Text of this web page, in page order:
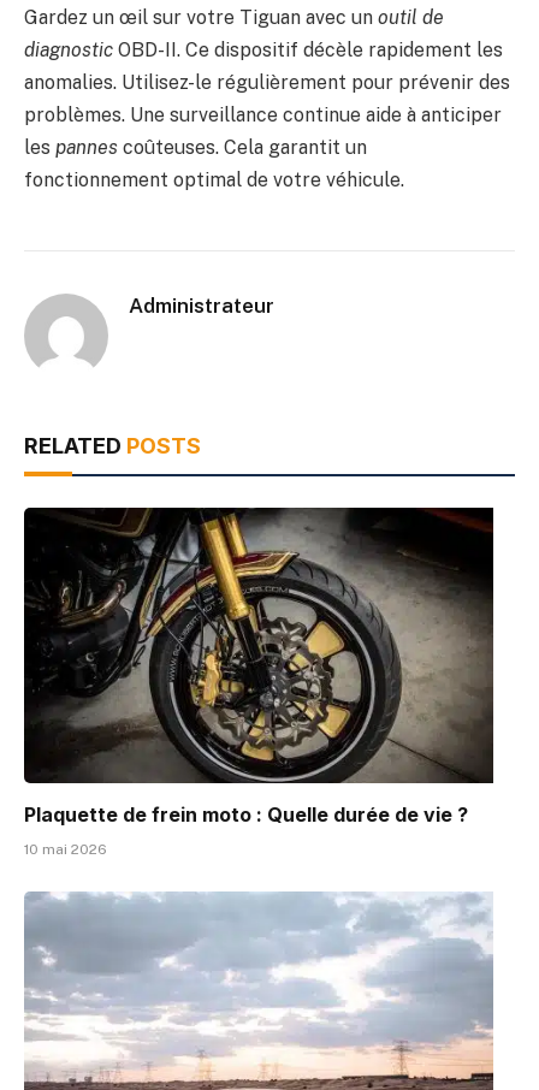
Gardez un œil sur votre Tiguan avec un outil de
diagnostic OBD-II. Ce dispositif décèle rapidement les
anomalies. Utilisez-le régulièrement pour prévenir des
problèmes. Une surveillance continue aide à anticiper
les pannes coûteuses. Cela garantit un
fonctionnement optimal de votre véhicule.
Administrateur
RELATED POSTS
Plaquette de frein moto : Quelle durée de vie ?
10 mai 2026